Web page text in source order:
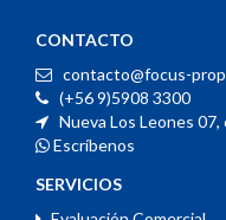
CONTACTO
contacto@focus-
(+56 9)5908 3300
Nueva Los Leones
Escríbenos
SERVICIOS